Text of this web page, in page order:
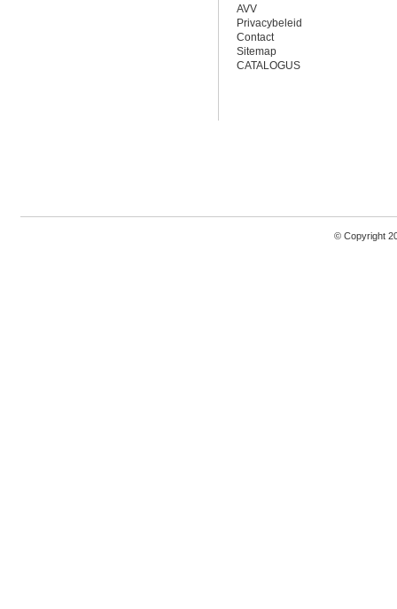
AVV
Privacybeleid
Contact
Sitemap
CATALOGUS
© Copyright